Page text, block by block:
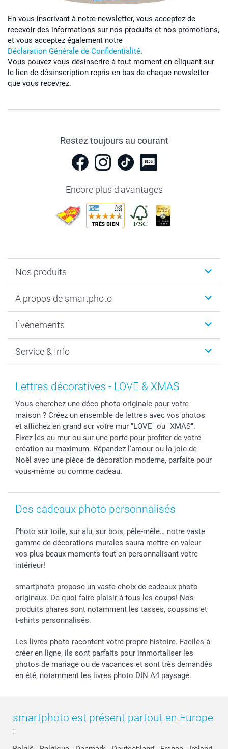
En vous inscrivant à notre newsletter, vous acceptez de
recevoir des informations sur nos produits et nos promotions,
et vous acceptez également notre
Déclaration Générale de Confidentialité.
Vous pouvez vous désinscrire à tout moment en cliquant sur
le lien de désinscription repris en bas de chaque newsletter
que vous recevrez.
Restez toujours au courant
Encore plus d'avantages
Nos produits
Cadeaux photo
MyNameBook
Développement photo & Tirage photo
Cadres photo & accessoires déco
Stickers & Etiquettes
Chèque Cadeau
A propos de smartphoto
Durabilité
Gestion des cookies
Mentions Légales
Affiliation
Investor Relations
B2B smartbusiness
Droit de rétractation
Évènements
Nouvel An
Fête des Mères
Confirmation ou communion
Mariage
Fête d'anniversaire
Collection naissance
Tous les évènements
Service & Info
Tarifs et frais de livraison
Livraison en 48 heures
Modes de Paiement
Identifiez-vous
Plan du site
Statut de ma commande
smarfriends
Lettres décoratives - LOVE & XMAS
Vous cherchez une déco photo originale pour votre
maison ? Créez un ensemble de lettres avec vos photos
et affichez en grand sur votre mur "LOVE" ou "XMAS".
Fixez-les au mur ou sur une porte pour profiter de votre
création au maximum. Répandez l'amour ou la joie de
Noël avec une pièce de décoration moderne, parfaite pour
vous-même ou comme cadeau.
Des cadeaux photo personnalisés
Photo sur toile, sur alu, sur bois, pêle-mêle… notre vaste
gamme de décorations murales saura mettre en valeur
vos plus beaux moments tout en personnalisant votre
intérieur!
smartphoto propose un vaste choix de cadeaux photo
originaux. De quoi faire plaisir à tous les coups! Nos
produits phares sont notamment les tasses, coussins et
t-shirts personnalisés.
Les livres photo racontent votre propre histoire. Faciles à
créer en ligne, ils sont parfaits pour immortaliser les
photos de mariage ou de vacances et sont très demandés
en été, notamment les livres photo DIN A4 paysage.
smartphoto est présent partout en Europe
: